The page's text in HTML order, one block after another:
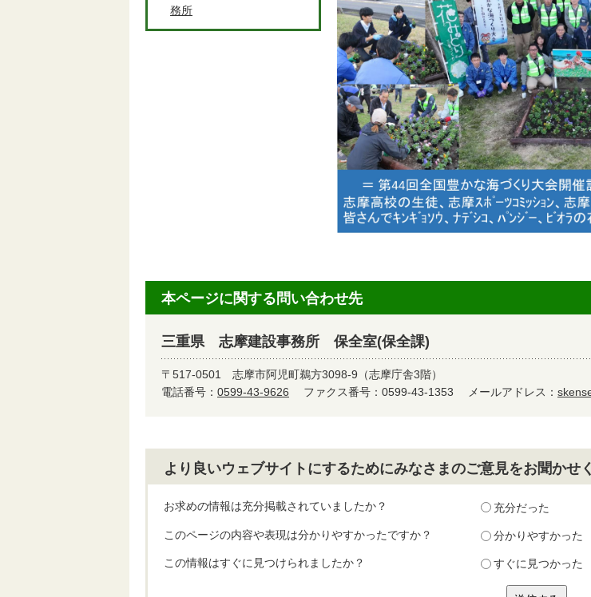
務所
本ページに関する問い合わせ先
三重県 志摩建設事務所 保全室(保全課)
〒517-0501 志摩市阿児町鵜方3098-9（志摩庁舎3階）
電話番号： 0599-43-9626 ファクス番号：0599-43-1353 メールアドレス：
より良いウェブサイトにするためにみなさまのご意見をお聞かせ
お求めの情報は充分掲載されていましたか？ 充分だった
このページの内容や表現は分かりやすかったですか？ 分かりやすかった
この情報はすぐに見つけられましたか？ すぐに見つかった